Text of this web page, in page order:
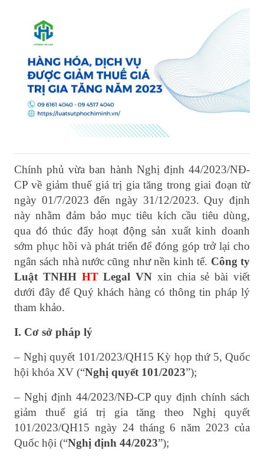
Chính phủ vừa ban hành Nghị định 44/2023/NĐ-
CP về giảm thuế giá trị gia tăng trong giai đoạn từ
ngày 01/7/2023 đến ngày 31/12/2023. Quy định
này nhằm đảm bảo mục tiêu kích cầu tiêu dùng,
qua đó thúc đẩy hoạt động sản xuất kinh doanh
sớm phục hồi và phát triển để đóng góp trở lại cho
ngân sách nhà nước cũng như nền kinh tế. Công ty
Luật TNHH HTLegal VN xin chia sẻ bài viết
dưới đây để Quý khách hàng có thông tin pháp lý
tham khảo.
I. Cơ sở pháp lý
– Nghị quyết 101/2023/QH15 Kỳ họp thứ 5, Quốc
hội khóa XV (“Nghị quyết 101/2023”);
– Nghị định 44/2023/NĐ-CP quy định chính sách
giảm thuế giá trị gia tăng theo Nghị quyết
101/2023/QH15 ngày 24 tháng 6 năm 2023 của
Quốc hội (“Nghị định 44/2023”);